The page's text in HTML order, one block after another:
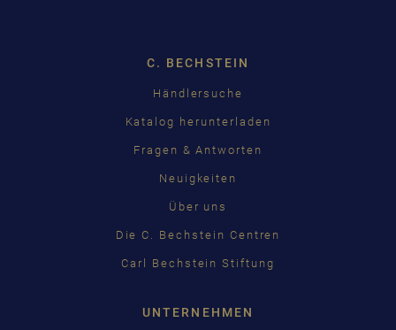
C. BECHSTEIN
Händlersuche
Katalog herunterladen
Fragen & Antworten
Neuigkeiten
Über uns
Die C. Bechstein Centren
Carl Bechstein Stiftung
UNTERNEHMEN